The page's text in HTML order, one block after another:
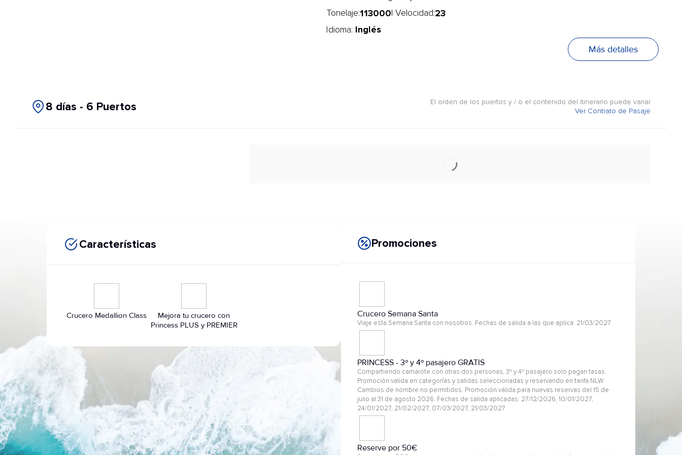
Tonelaje:113000 | Velocidad:23
Idioma: Inglés
Más detalles
8 días - 6 Puertos
El orden de los puertos y / o el contenido del itinerario puede variar
Ver Contrato de Pasaje
Características
Crucero Medallion Class
Mejora tu crucero con
Princess PLUS y PREMIER
Promociones
Crucero Semana Santa
Viaje esta Semana Santa con nosotros. Fechas de salida a las que aplica: 21/03/2027
PRINCESS - 3º y 4º pasajero GRATIS
Compartiendo camarote con otras dos personas, 3º y 4º pasajero solo pagan tasas.
Promoción valida en categorías y salidas seleccionadas y reservando en tarifa NLW.
Cambios de nombre no permitidos. Promoción válida para nuevas reservas del 15 de
julio al 31 de agosto 2026. Fechas de salida aplicadas: 27/12/2026, 10/01/2027,
24/01/2027, 21/02/2027, 07/03/2027, 21/03/2027
Reserve por 50€